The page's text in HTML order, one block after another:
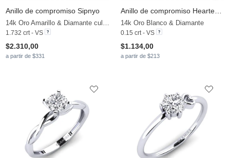
Anillo de compromiso Sipnyo
14k Oro Amarillo & Diamante cultivado en laboratorio
1.732 crt - VS
$2.310,00
a partir de $331
14k Oro Blanco & Diamante
0.15 crt - VS
$1.134,00
a partir de $213